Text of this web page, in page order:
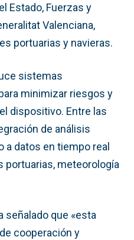
Estado, Fuerzas y
Valenciana,
portuarias y navieras.
sistemas
minimizar riesgos y
dispositivo. Entre las
de análisis
a datos en tiempo real
portuarias, meteorología
señalado que «esta
cooperación y